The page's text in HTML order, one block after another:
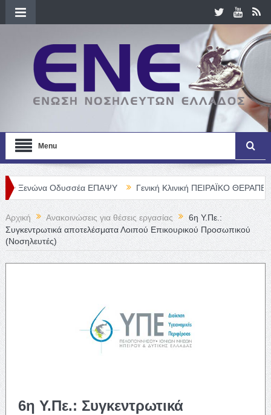
Menu
Οδυσσέα ΕΠΑΨΥ Γενική Κλινική ΠΕΙΡΑΪΚΟ ΘΕΡΑΠΕΥΤΗΡΙΟ Α.
Αρχική Ανακοινώσεις για θέσεις εργασίας
6η Υ.Πε.:
Συγκεντρωτικά αποτελέσματα Λοιπού Επικουρικού Προσωπικού
(Νοσηλευτές)
6η Υ.Πε.: Συγκεντρωτικά